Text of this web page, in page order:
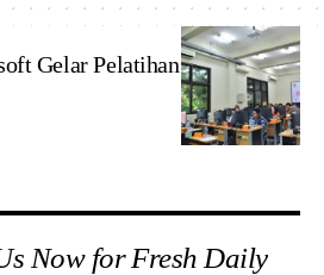
Gelar Pelatihan Office 365
Now for Fresh Daily